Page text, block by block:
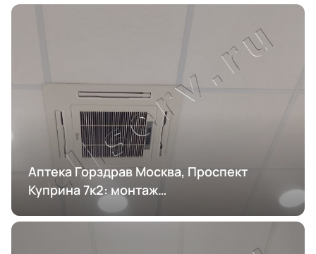
Аптека Горздрав Москва, Проспект
Куприна 7к2: монтаж
кондиционирования